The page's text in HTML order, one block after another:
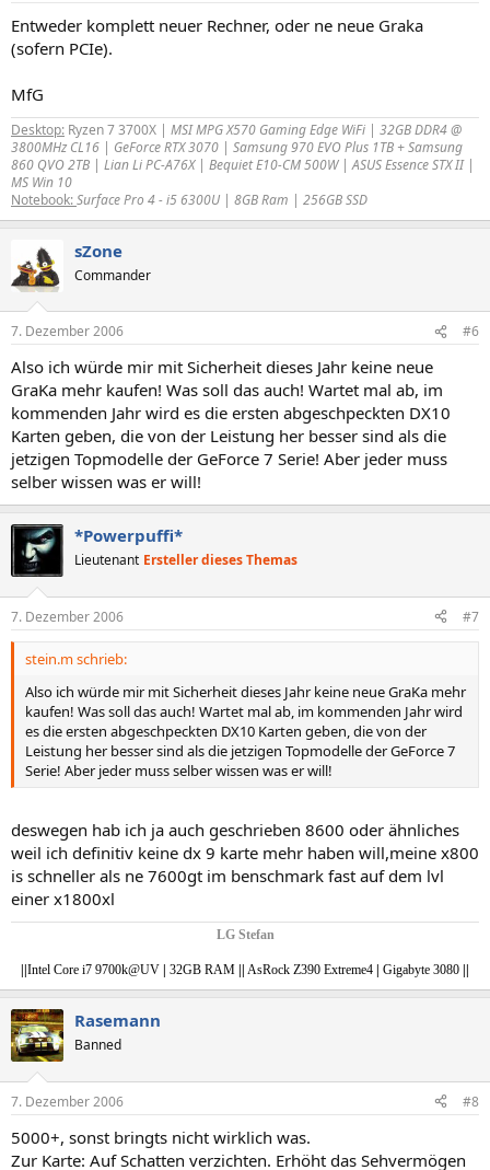
Entweder komplett neuer Rechner, oder ne neue Graka
(sofern PCIe).
MfG
Desktop: Ryzen 7 3700X | MSI MPG X570 Gaming Edge WiFi | 32GB DDR4 @
3800MHz CL16 | GeForce RTX 3070 | Samsung 970 EVO Plus 1TB + Samsung
860 QVO 2TB | Lian Li PC-A76X | Bequiet E10-CM 500W | ASUS Essence STX II |
MS Win 10
Notebook:Surface Pro 4 - i5 6300U | 8GB Ram | 256GB SSD
sZone
Commander
7. Dezember 2006 #6
Also ich würde mir mit Sicherheit dieses Jahr keine neue
GraKa mehr kaufen! Was soll das auch! Wartet mal ab, im
kommenden Jahr wird es die ersten abgeschpeckten DX10
Karten geben, die von der Leistung her besser sind als die
jetzigen Topmodelle der GeForce 7 Serie! Aber jeder muss
selber wissen was er will!
*Powerpuffi*
Lieutenant Ersteller dieses Themas
7. Dezember 2006 #7
stein.m schrieb:
Also ich würde mir mit Sicherheit dieses Jahr keine neue GraKa mehr
kaufen! Was soll das auch! Wartet mal ab, im kommenden Jahr wird
es die ersten abgeschpeckten DX10 Karten geben, die von der
Leistung her besser sind als die jetzigen Topmodelle der GeForce 7
Serie! Aber jeder muss selber wissen was er will!
deswegen hab ich ja auch geschrieben 8600 oder ähnliches
weil ich definitiv keine dx 9 karte mehr haben will,meine x800
is schneller als ne 7600gt im benschmark fast auf dem lvl
einer x1800xl
LG Stefan
Intel Core i7 9700k@UV 32GB RAM AsRock Z390 Extreme4 Gigabyte 3080
Rasemann
Banned
7. Dezember 2006 #8
5000+, sonst bringts nicht wirklich was.
Zur Karte: Auf Schatten verzichten. Erhöht das Sehvermögen